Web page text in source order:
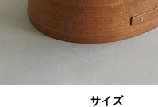
サイズ